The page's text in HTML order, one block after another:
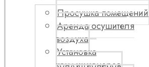
Просушка помещений
Аренда осушителя
воздуха
Установка